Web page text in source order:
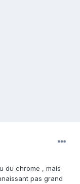
du chrome , mais
pas grand